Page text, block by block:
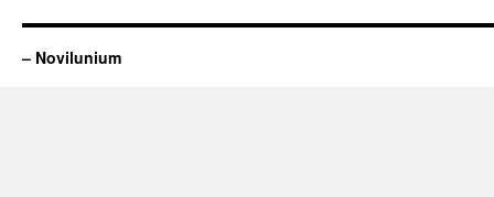
– Novilunium